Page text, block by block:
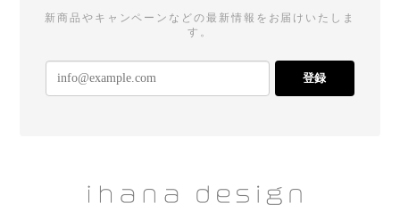
新商品やキャンペーンなどの最新情報をお届けいたしま
す。
登録